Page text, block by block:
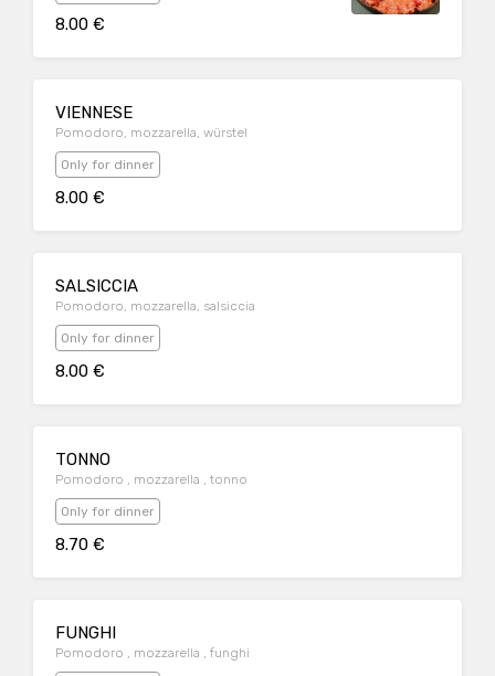
8.00 €
VIENNESE
Pomodoro, mozzarella, würstel
Only for dinner
8.00 €
SALSICCIA
Pomodoro, mozzarella, salsiccia
Only for dinner
8.00 €
TONNO
Pomodoro , mozzarella , tonno
Only for dinner
8.70 €
FUNGHI
Pomodoro , mozzarella , funghi